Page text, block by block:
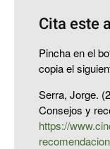
Cita este
Pincha en el
copia el
Serra, Jorge.
Consejos y
https://